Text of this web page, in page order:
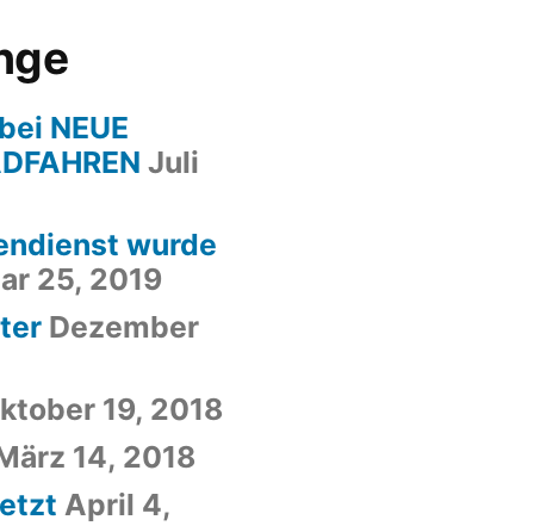
NEUE
Juli
wurde
25, 2019
Dezember
19, 2018
14, 2018
April 4,